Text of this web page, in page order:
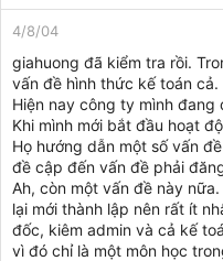
4/8/04
giahuong đã kiểm tra rồi.
vấn đề hình thức kế toán cả.
Hiện nay công ty mình đang
Khi mình mới bắt đầu hoạt
Họ hướng dẫn một số vấn
đề cập đến vấn đề phải
Ah, còn một vấn đề này
lại mới thành lập nên rất ít
đốc, kiêm admin và cả kế
vì đó chỉ là một môn học